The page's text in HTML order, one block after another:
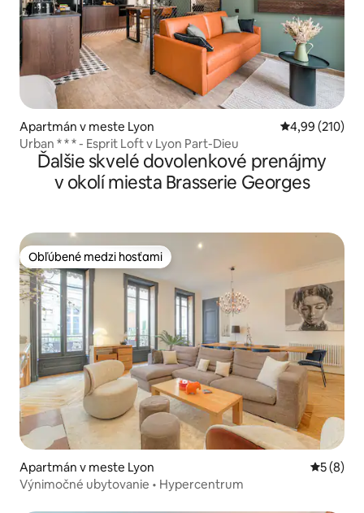
Apartmán v meste Lyon Priemerné
4,99 (210)
Urban * * * - Esprit Loft v Lyon Part-Dieu
Ďalšie skvelé dovolenkové prenájmy
v okolí miesta Brasserie Georges
Obľúbené medzi hosťami
Obľúbené medzi hosťami
Apartmán v meste Lyon
5 (8)
Výnimočné ubytovanie • Hypercentrum